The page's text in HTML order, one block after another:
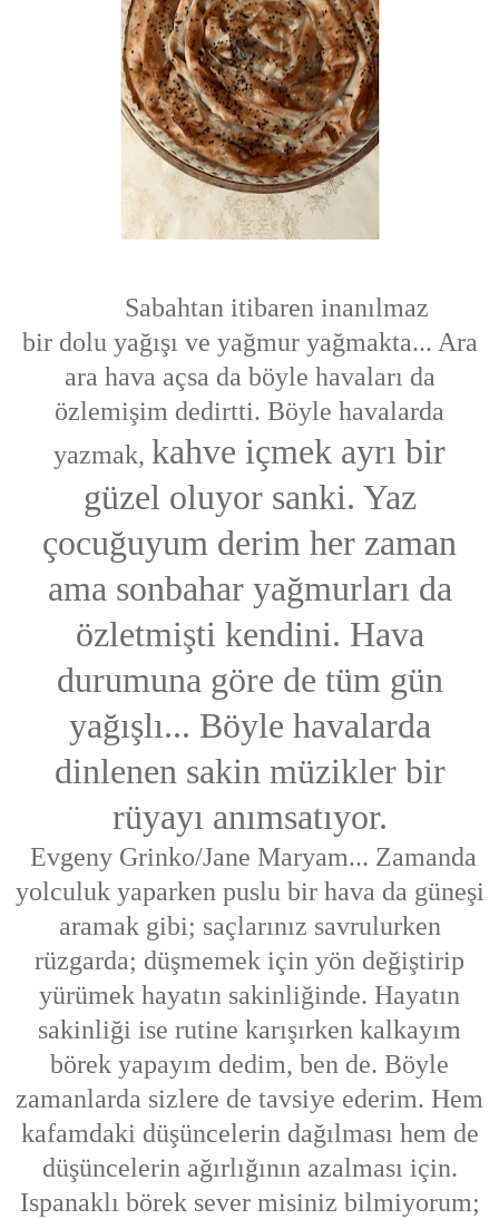
Sabahtan itibaren inanılmaz
bir dolu yağışı ve yağmur yağmakta... Ara
ara hava açsa da böyle havaları da
özlemişim dedirtti. Böyle havalarda
yazmak, kahve içmek ayrı bir
güzel oluyor sanki. Yaz
çocuğuyum derim her zaman
ama sonbahar yağmurları da
özletmişti kendini. Hava
durumuna göre de tüm gün
yağışlı... Böyle havalarda
dinlenen sakin müzikler bir
rüyayı anımsatıyor.
Evgeny Grinko/Jane Maryam... Zamanda
yolculuk yaparken puslu bir hava da güneşi
aramak gibi; saçlarınız savrulurken
rüzgarda; düşmemek için yön değiştirip
yürümek hayatın sakinliğinde. Hayatın
sakinliği ise rutine karışırken kalkayım
börek yapayım dedim, ben de. Böyle
zamanlarda sizlere de tavsiye ederim. Hem
kafamdaki düşüncelerin dağılması hem de
düşüncelerin ağırlığının azalması için.
Ispanaklı börek sever misiniz bilmiyorum;